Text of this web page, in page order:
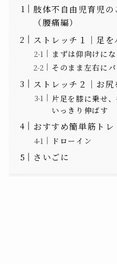
肢体不自由児育児の
（腰痛編）
ストレッチ１｜足
まずは仰向けに
そのまま左右に
ストレッチ２｜お尻
片足を膝に乗せ
いっきり伸ばす
おすすめ簡単筋トレ
ドローイン
さいごに